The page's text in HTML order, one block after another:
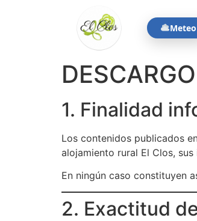
Meteo
1. Finalidad
Los contenidos publicados
alojamiento rural El Clos,
En ningún caso constituyen
2. Exactitud